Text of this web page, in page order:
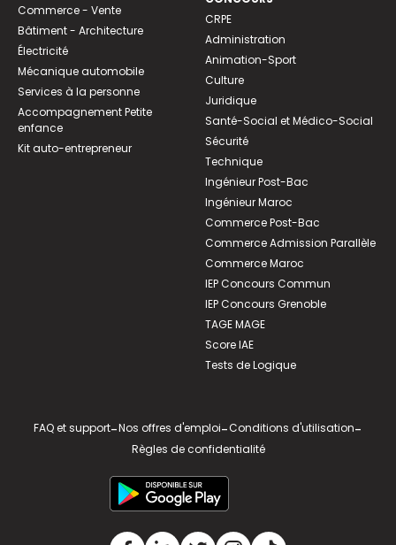
Commerce - Vente
Bâtiment - Architecture
Électricité
Mécanique automobile
Services à la personne
Accompagnement Petite
enfance
Kit auto-entrepreneur
CRPE
Administration
Animation-Sport
Culture
Juridique
Santé-Social et Médico-Social
Sécurité
Technique
Ingénieur Post-Bac
Ingénieur Maroc
Commerce Post-Bac
Commerce Admission Parallèle
Commerce Maroc
IEP Concours Commun
IEP Concours Grenoble
TAGE MAGE
Score IAE
Tests de Logique
FAQ et support-Nos offres d'emploi-Conditions d'utilisation-
Règles de confidentialité